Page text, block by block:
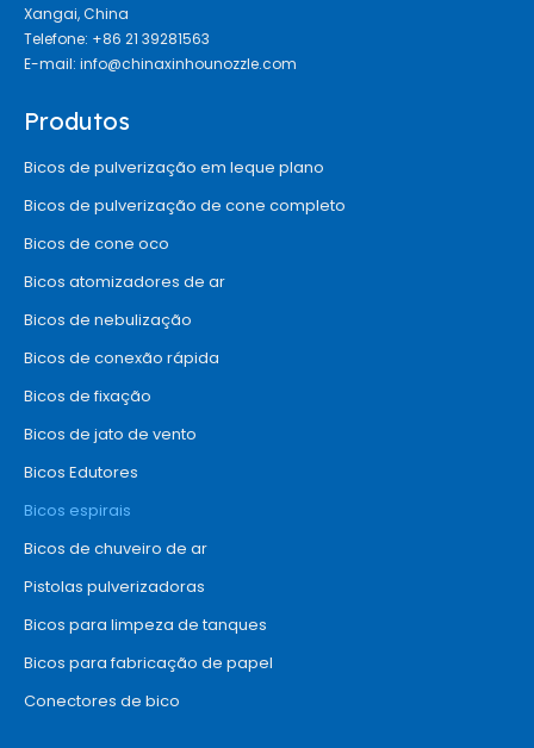
Xangai, China
Telefone: +86 21 39281563
E-mail: info@chinaxinhounozzle.com
Produtos
Bicos de pulverização em leque plano
Bicos de pulverização de cone completo
Bicos de cone oco
Bicos atomizadores de ar
Bicos de nebulização
Bicos de conexão rápida
Bicos de fixação
Bicos de jato de vento
Bicos Edutores
Bicos espirais
Bicos de chuveiro de ar
Pistolas pulverizadoras
Bicos para limpeza de tanques
Bicos para fabricação de papel
Conectores de bico